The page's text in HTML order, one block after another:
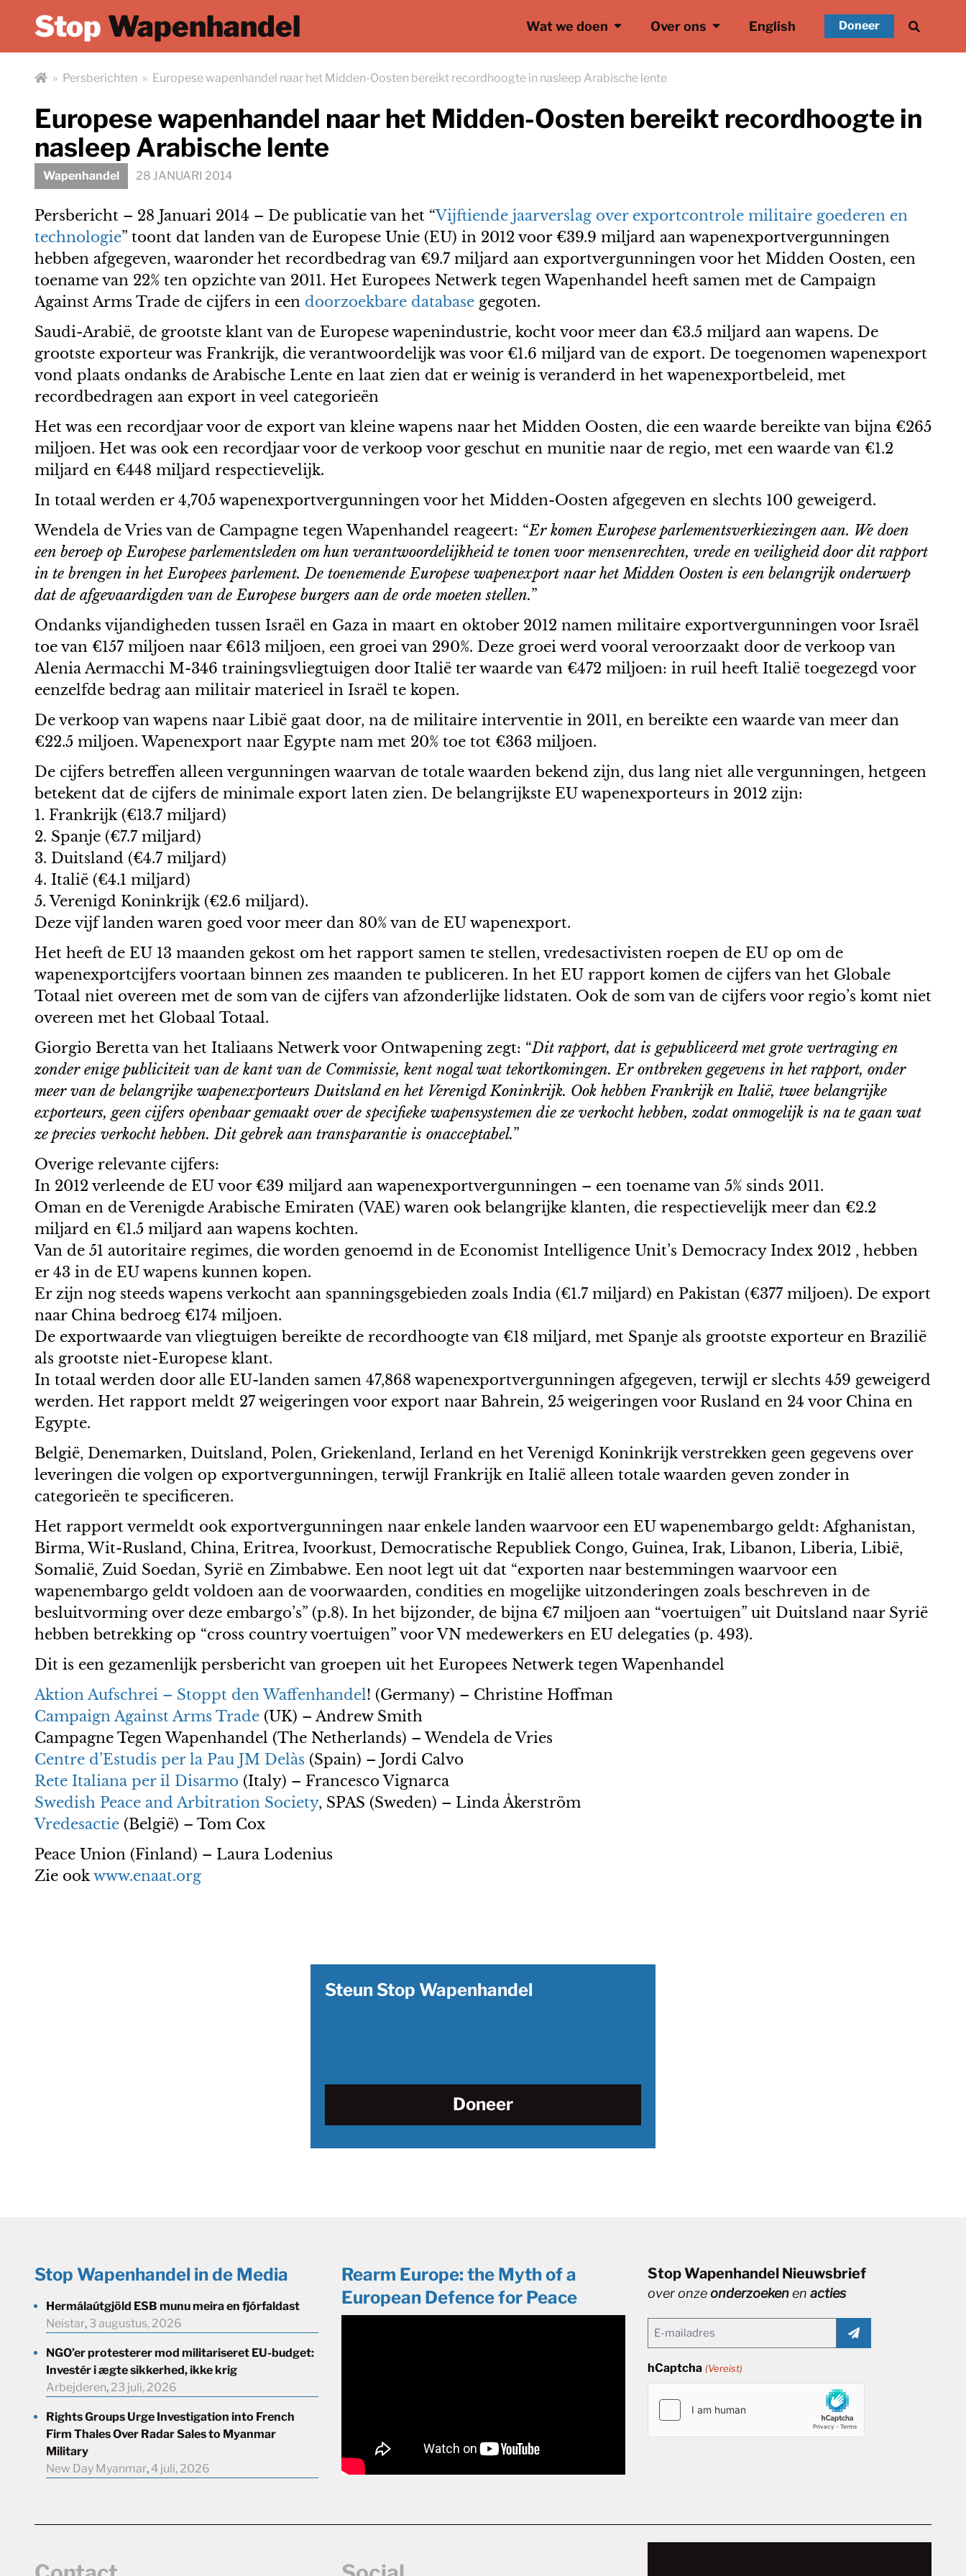
Stop Wapenhandel Wat we doen Over ons English Doneer
» Persberichten » Europese wapenhandel naar het Midden-Oosten bereikt recordhoogte in nasleep Arabische lente
Europese wapenhandel naar het Midden-Oosten bereikt recordhoogte in
nasleep Arabische lente
Wapenhandel 28 JANUARI 2014
Persbericht – 28 Januari 2014 – De publicatie van het “Vijftiende jaarverslag over exportcontrole militaire goederen en
technologie” toont dat landen van de Europese Unie (EU) in 2012 voor €39.9 miljard aan wapenexportvergunningen
hebben afgegeven, waaronder het recordbedrag van €9.7 miljard aan exportvergunningen voor het Midden Oosten, een
toename van 22% ten opzichte van 2011. Het Europees Netwerk tegen Wapenhandel heeft samen met de Campaign
Against Arms Trade de cijfers in een doorzoekbare database gegoten.
Saudi-Arabië, de grootste klant van de Europese wapenindustrie, kocht voor meer dan €3.5 miljard aan wapens. De
grootste exporteur was Frankrijk, die verantwoordelijk was voor €1.6 miljard van de export. De toegenomen wapenexport
vond plaats ondanks de Arabische Lente en laat zien dat er weinig is veranderd in het wapenexportbeleid, met
recordbedragen aan export in veel categorieën
Het was een recordjaar voor de export van kleine wapens naar het Midden Oosten, die een waarde bereikte van bijna €265
miljoen. Het was ook een recordjaar voor de verkoop voor geschut en munitie naar de regio, met een waarde van €1.2
miljard en €448 miljard respectievelijk.
In totaal werden er 4,705 wapenexportvergunningen voor het Midden-Oosten afgegeven en slechts 100 geweigerd.
Wendela de Vries van de Campagne tegen Wapenhandel reageert: “Er komen Europese parlementsverkiezingen aan. We doen
een beroep op Europese parlementsleden om hun verantwoordelijkheid te tonen voor mensenrechten, vrede en veiligheid door dit rapport
in te brengen in het Europees parlement. De toenemende Europese wapenexport naar het Midden Oosten is een belangrijk onderwerp
dat de afgevaardigden van de Europese burgers aan de orde moeten stellen.”
Ondanks vijandigheden tussen Israël en Gaza in maart en oktober 2012 namen militaire exportvergunningen voor Israël
toe van €157 miljoen naar €613 miljoen, een groei van 290%. Deze groei werd vooral veroorzaakt door de verkoop van
Alenia Aermacchi M-346 trainingsvliegtuigen door Italië ter waarde van €472 miljoen: in ruil heeft Italië toegezegd voor
eenzelfde bedrag aan militair materieel in Israël te kopen.
De verkoop van wapens naar Libië gaat door, na de militaire interventie in 2011, en bereikte een waarde van meer dan
€22.5 miljoen. Wapenexport naar Egypte nam met 20% toe tot €363 miljoen.
De cijfers betreffen alleen vergunningen waarvan de totale waarden bekend zijn, dus lang niet alle vergunningen, hetgeen
betekent dat de cijfers de minimale export laten zien. De belangrijkste EU wapenexporteurs in 2012 zijn:
1. Frankrijk (€13.7 miljard)
2. Spanje (€7.7 miljard)
3. Duitsland (€4.7 miljard)
4. Italië (€4.1 miljard)
5. Verenigd Koninkrijk (€2.6 miljard).
Deze vijf landen waren goed voor meer dan 80% van de EU wapenexport.
Het heeft de EU 13 maanden gekost om het rapport samen te stellen, vredesactivisten roepen de EU op om de
wapenexportcijfers voortaan binnen zes maanden te publiceren. In het EU rapport komen de cijfers van het Globale
Totaal niet overeen met de som van de cijfers van afzonderlijke lidstaten. Ook de som van de cijfers voor regio’s komt niet
overeen met het Globaal Totaal.
Giorgio Beretta van het Italiaans Netwerk voor Ontwapening zegt: “Dit rapport, dat is gepubliceerd met grote vertraging en
zonder enige publiciteit van de kant van de Commissie, kent nogal wat tekortkomingen. Er ontbreken gegevens in het rapport, onder
meer van de belangrijke wapenexporteurs Duitsland en het Verenigd Koninkrijk. Ook hebben Frankrijk en Italië, twee belangrijke
exporteurs, geen cijfers openbaar gemaakt over de specifieke wapensystemen die ze verkocht hebben, zodat onmogelijk is na te gaan wat
ze precies verkocht hebben. Dit gebrek aan transparantie is onacceptabel.”
Overige relevante cijfers:
In 2012 verleende de EU voor €39 miljard aan wapenexportvergunningen – een toename van 5% sinds 2011.
Oman en de Verenigde Arabische Emiraten (VAE) waren ook belangrijke klanten, die respectievelijk meer dan €2.2
miljard en €1.5 miljard aan wapens kochten.
Van de 51 autoritaire regimes, die worden genoemd in de Economist Intelligence Unit’s Democracy Index 2012 , hebben
er 43 in de EU wapens kunnen kopen.
Er zijn nog steeds wapens verkocht aan spanningsgebieden zoals India (€1.7 miljard) en Pakistan (€377 miljoen). De export
naar China bedroeg €174 miljoen.
De exportwaarde van vliegtuigen bereikte de recordhoogte van €18 miljard, met Spanje als grootste exporteur en Brazilië
als grootste niet-Europese klant.
In totaal werden door alle EU-landen samen 47,868 wapenexportvergunningen afgegeven, terwijl er slechts 459 geweigerd
werden. Het rapport meldt 27 weigeringen voor export naar Bahrein, 25 weigeringen voor Rusland en 24 voor China en
Egypte.
België, Denemarken, Duitsland, Polen, Griekenland, Ierland en het Verenigd Koninkrijk verstrekken geen gegevens over
leveringen die volgen op exportvergunningen, terwijl Frankrijk en Italië alleen totale waarden geven zonder in
categorieën te specificeren.
Het rapport vermeldt ook exportvergunningen naar enkele landen waarvoor een EU wapenembargo geldt: Afghanistan,
Birma, Wit-Rusland, China, Eritrea, Ivoorkust, Democratische Republiek Congo, Guinea, Irak, Libanon, Liberia, Libië,
Somalië, Zuid Soedan, Syrië en Zimbabwe. Een noot legt uit dat “exporten naar bestemmingen waarvoor een
wapenembargo geldt voldoen aan de voorwaarden, condities en mogelijke uitzonderingen zoals beschreven in de
besluitvorming over deze embargo’s” (p.8). In het bijzonder, de bijna €7 miljoen aan “voertuigen” uit Duitsland naar Syrië
hebben betrekking op “cross country voertuigen” voor VN medewerkers en EU delegaties (p. 493).
Dit is een gezamenlijk persbericht van groepen uit het Europees Netwerk tegen Wapenhandel
Aktion Aufschrei – Stoppt den Waffenhandel! (Germany) – Christine Hoffman
Campaign Against Arms Trade (UK) – Andrew Smith
Campagne Tegen Wapenhandel (The Netherlands) – Wendela de Vries
Centre d’Estudis per la Pau JM Delàs (Spain) – Jordi Calvo
Rete Italiana per il Disarmo (Italy) – Francesco Vignarca
Swedish Peace and Arbitration Society, SPAS (Sweden) – Linda Åkerström
Vredesactie (België) – Tom Cox
Peace Union (Finland) – Laura Lodenius
Zie ookwww.enaat.org
Steun Stop Wapenhandel
Doneer
Stop Wapenhandel in de Media
Hermálaútgjöld ESB munu meira en fjórfaldast
Neistar, 3 augustus, 2026
NGO’er protesterer mod militariseret EU-budget:
Investér i ægte sikkerhed, ikke krig
Arbejderen, 23 juli, 2026
Rights Groups Urge Investigation into French
Firm Thales Over Radar Sales to Myanmar
Military
New Day Myanmar, 4 juli, 2026
Rearm Europe: the Myth of a
European Defence for Peace
Stop Wapenhandel Nieuwsbrief
over onzeonderzoekenenacties
Email
hCaptcha (Vereist)